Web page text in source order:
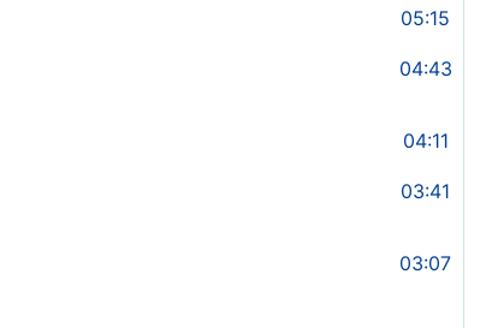
05:15
04:43
04:11
03:41
03:07